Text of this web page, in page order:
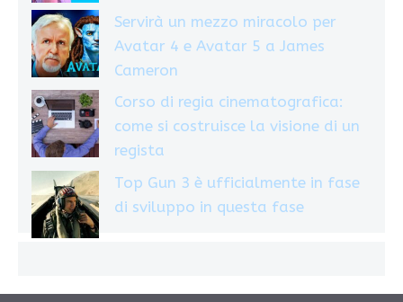
Servirà un mezzo miracolo per
Avatar 4 e Avatar 5 a James
Cameron
Corso di regia cinematografica:
come si costruisce la visione di un
regista
Top Gun 3 è ufficialmente in fase
di sviluppo in questa fase